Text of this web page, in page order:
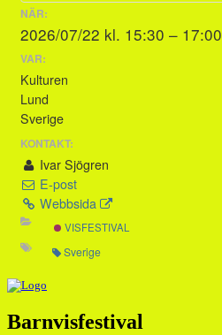
NÄR:
2026/07/22 kl. 15:30 – 17:00
VAR:
Kulturen
Lund
Sverige
KONTAKT:
Ivar Sjögren
E-post
Webbsida
VISFESTIVAL
Sverige
Barnvisfestival